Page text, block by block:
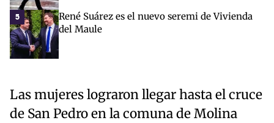
5
René Suárez es el nuevo seremi de Vivienda
del Maule
Las mujeres lograron llegar hasta el cruce
de San Pedro en la comuna de Molina